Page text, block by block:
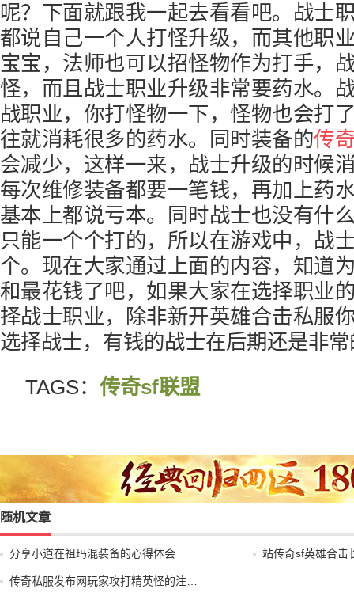
呢？下面就跟我一起去看看吧。战士
都说自己一个人打怪升级，而其他职
宝宝，法师也可以招怪物作为打手，
怪，而且战士职业升级非常要药水。
战职业，你打怪物一下，怪物也会打
往就消耗很多的药水。同时装备的传
会减少，这样一来，战士升级的时候
每次维修装备都要一笔钱，再加上药
基本上都说亏本。同时战士也没有什
只能一个个打的，所以在游戏中，战
个。现在大家通过上面的内容，知道
和最花钱了吧，如果大家在选择职业
择战士职业，除非新开英雄合击私服
选择战士，有钱的战士在后期还是非
TAGS： 传奇sf联盟
随机文章
分享小道在祖玛混装备的心得体会 站传奇sf英雄合
传奇私服发布网玩家攻打精英怪的注…